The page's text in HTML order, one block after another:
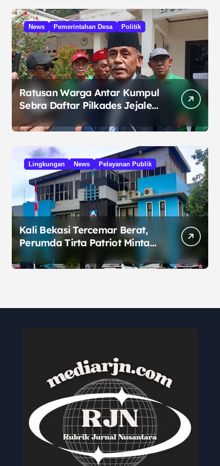
News Pemerintahan Desa Politik
Ratusan Warga Antar Kumpul
Sebra Daftar Pilkades Jejalen
Jaya, Serukan Pemilu Damai
Lingkungan News Pelayanan Publik
Kali Bekasi Tercemar Berat,
Perumda Tirta Patriot Minta
Maaf atas Penurunan Kualitas
Air